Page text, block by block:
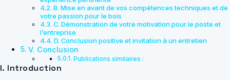
B. Mise en avant de vos compétences techniques et de
votre passion pour le bois
C. Démonstration de votre motivation pour le poste et
l’entreprise
D. Conclusion positive et invitation à un entretien
V. Conclusion
Publications similaires :
I. Introduction